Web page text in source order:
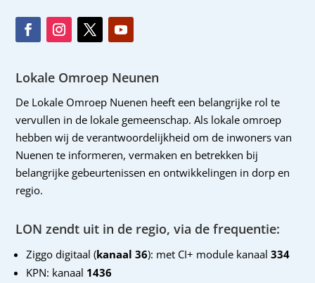
Lokale Omroep Neunen
De Lokale Omroep Nuenen heeft een belangrijke rol te
vervullen in de lokale gemeenschap. Als lokale omroep
hebben wij de verantwoordelijkheid om de inwoners van
Nuenen te informeren, vermaken en betrekken bij
belangrijke gebeurtenissen en ontwikkelingen in dorp en
regio.
LON zendt uit in de regio, via de frequentie:
Ziggo digitaal (kanaal 36): met CI+ module kanaal 334
KPN: kanaal 1436